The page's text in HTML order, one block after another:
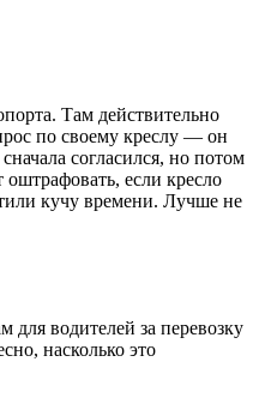
Там действительно
по своему креслу — он
согласился, но потом
оштрафовать, если кресло
кучу времени. Лучше не
для водителей за перевозку
насколько это